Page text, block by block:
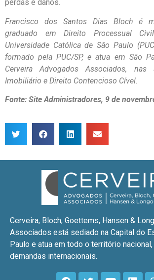
perdas e danos.
Francisco dos Santos Dias Bloch é
graduado em Direito Processual
Universidade Católica de São Paulo
formado pela PUC/SP, e atua em São
Cerveira Advogados Associados,
Imobiliário e Direito Contencioso Cível.
Fonte: Site Administradores, 9 de
Cerveira, Bloch, Goettems, Hansen &
Associados está sediado na Capital do
Paulo e atua em todo o território
demandas internacionais.